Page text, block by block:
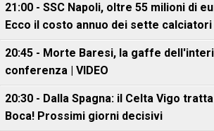
21:00 - SSC Napoli, oltre 55 milioni di
Ecco il costo annuo dei sette
20:45 - Morte Baresi, la gaffe
conferenza | VIDEO
20:30 - Dalla Spagna: il Celta Vigo
Boca! Prossimi giorni decisivi